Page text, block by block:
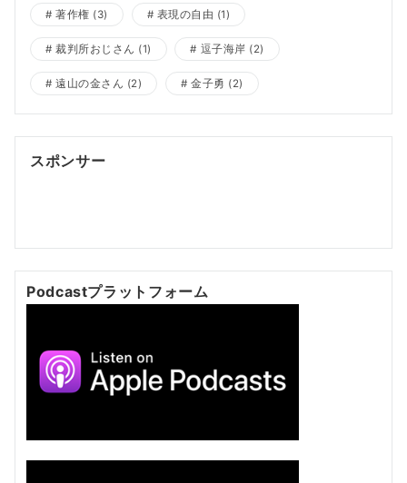
著作権 (3) 表現の自由 (1)
裁判所おじさん (1) 逗子海岸 (2)
遠山の金さん (2) 金子勇 (2)
スポンサー
Podcastプラットフォーム